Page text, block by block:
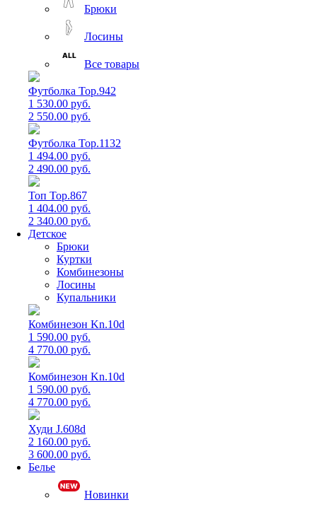
Брюки
Лосины
Все товары
Футболка Top.942
1 530.00 руб.
2 550.00 руб.
Футболка Top.1132
1 494.00 руб.
2 490.00 руб.
Топ Top.867
1 404.00 руб.
2 340.00 руб.
Детское
Брюки
Куртки
Комбинезоны
Лосины
Купальники
Комбинезон Kn.10d
1 590.00 руб.
4 770.00 руб.
Комбинезон Kn.10d
1 590.00 руб.
4 770.00 руб.
Худи J.608d
2 160.00 руб.
3 600.00 руб.
Белье
Новинки